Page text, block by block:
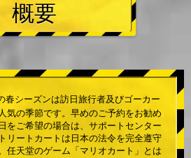
概要
春シーズンは訪日旅行者及びゴーカー
気の季節です。早めのご予約をお勧め
をご希望の場合は、サポートセンター
リートカートは日本の法令を完全遵守
任天堂のゲーム「マリオカート」とは